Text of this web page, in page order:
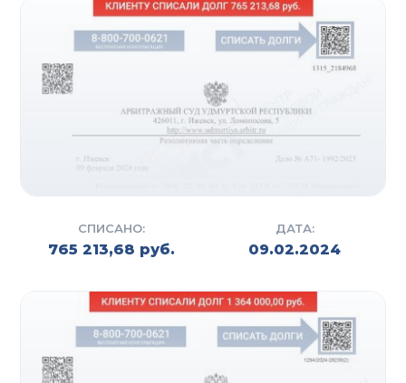
СПИСАНО:
765 213,68 руб.
ДАТА:
09.02.2024